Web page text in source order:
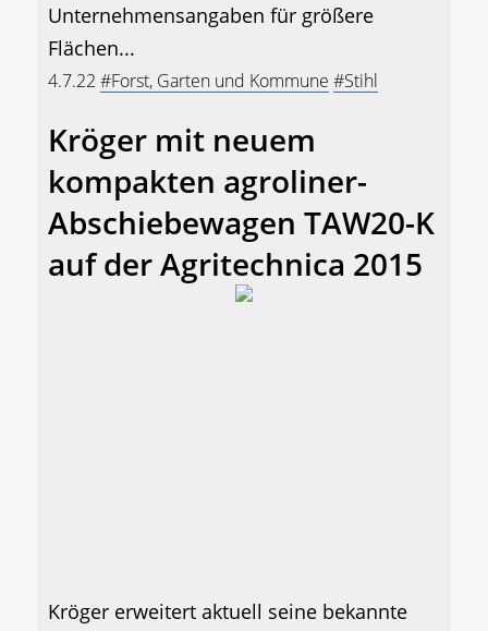
Unternehmensangaben für größere
Flächen...
4.7.22 #Forst, Garten und Kommune #Stihl
Kröger mit neuem
kompakten agroliner-
Abschiebewagen TAW20-K
auf der Agritechnica 2015
Kröger erweitert aktuell seine bekannte